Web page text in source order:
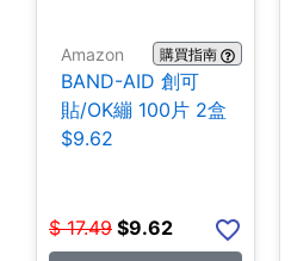
Amazon 購買指南
BAND-AID 創可
貼/OK繃 100片 2盒
$9.62
$ 17.49 $9.62